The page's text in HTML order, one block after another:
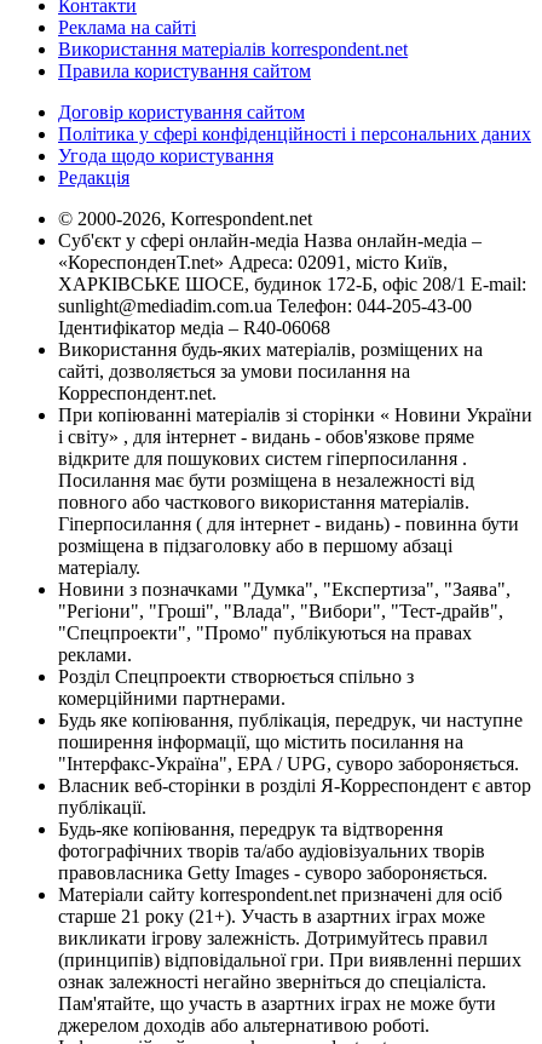
Контакти
Реклама на сайті
Використання матеріалів korrespondent.net
Правила користування сайтом
Договір користування сайтом
Політика у сфері конфіденційності і персональних даних
Угода щодо користування
Редакція
© 2000-2026, Korrespondent.net
Суб'єкт у сфері онлайн-медіа Назва онлайн-медіа –
«КореспонденТ.net» Адреса: 02091, місто Київ,
ХАРКІВСЬКЕ ШОСЕ, будинок 172-Б, офіс 208/1 E-mail:
sunlight@mediadim.com.ua Телефон: 044-205-43-00
Ідентифікатор медіа – R40-06068
Використання будь-яких матеріалів, розміщених на
сайті, дозволяється за умови посилання на
Корреспондент.net.
При копіюванні матеріалів зі сторінки « Новини України
і світу» , для інтернет - видань - обов'язкове пряме
відкрите для пошукових систем гіперпосилання .
Посилання має бути розміщена в незалежності від
повного або часткового використання матеріалів.
Гіперпосилання ( для інтернет - видань) - повинна бути
розміщена в підзаголовку або в першому абзаці
матеріалу.
Новини з позначками "Думка", "Експертиза", "Заява",
"Регіони", "Гроші", "Влада", "Вибори", "Тест-драйв",
"Спецпроекти", "Промо" публікуються на правах
реклами.
Розділ Спецпроекти створюється спільно з
комерційними партнерами.
Будь яке копіювання, публікація, передрук, чи наступне
поширення інформації, що містить посилання на
"Інтерфакс-Україна", EPA / UPG, суворо забороняється.
Власник веб-сторінки в розділі Я-Корреспондент є автор
публікації.
Будь-яке копіювання, передрук та відтворення
фотографічних творів та/або аудіовізуальних творів
правовласника Getty Images - суворо забороняється.
Матеріали сайту korrespondent.net призначені для осіб
старше 21 року (21+). Участь в азартних іграх може
викликати ігрову залежність. Дотримуйтесь правил
(принципів) відповідальної гри. При виявленні перших
ознак залежності негайно зверніться до спеціаліста.
Пам'ятайте, що участь в азартних іграх не може бути
джерелом доходів або альтернативою роботі.